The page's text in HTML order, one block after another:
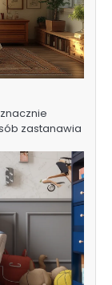
zastanawia